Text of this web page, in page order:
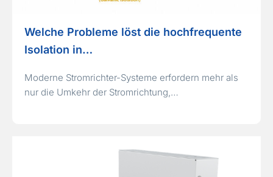
Welche Probleme löst die hochfrequente
Isolation in…
Moderne Stromrichter-Systeme erfordern mehr als
nur die Umkehr der Stromrichtung,…